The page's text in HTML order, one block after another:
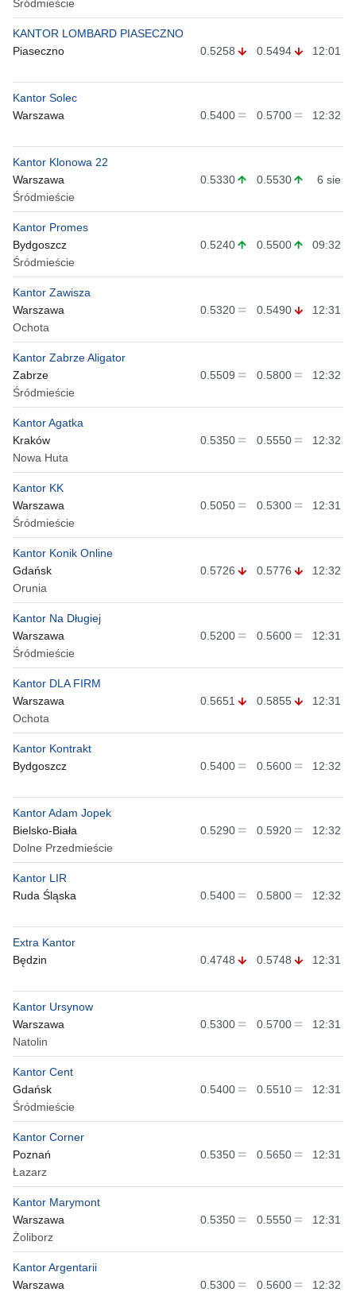
Śródmieście
KANTOR LOMBARD PIASECZNO
Piaseczno
0.5258 0.5494 12:01
Kantor Solec
Warszawa
0.5400 0.5700 12:32
Kantor Klonowa 22
Warszawa
Śródmieście
0.5330 0.5530 6 sie
Kantor Promes
Bydgoszcz
Śródmieście
0.5240 0.5500 09:32
Kantor Zawisza
Warszawa
Ochota
0.5320 0.5490 12:31
Kantor Zabrze Aligator
Zabrze
Śródmieście
0.5509 0.5800 12:32
Kantor Agatka
Kraków
Nowa Huta
0.5350 0.5550 12:32
Kantor KK
Warszawa
Śródmieście
0.5050 0.5300 12:31
Kantor Konik Online
Gdańsk
Orunia
0.5726 0.5776 12:32
Kantor Na Długiej
Warszawa
Śródmieście
0.5200 0.5600 12:31
Kantor DLA FIRM
Warszawa
Ochota
0.5651 0.5855 12:31
Kantor Kontrakt
Bydgoszcz
0.5400 0.5600 12:32
Kantor Adam Jopek
Bielsko-Biała
Dolne Przedmieście
0.5290 0.5920 12:32
Kantor LIR
Ruda Śląska
0.5400 0.5800 12:32
Extra Kantor
Będzin
0.4748 0.5748 12:31
Kantor Ursynow
Warszawa
Natolin
0.5300 0.5700 12:31
Kantor Cent
Gdańsk
Śródmieście
0.5400 0.5510 12:31
Kantor Corner
Poznań
Łazarz
0.5350 0.5650 12:31
Kantor Marymont
Warszawa
Żoliborz
0.5350 0.5550 12:31
Kantor Argentarii
Warszawa
0.5300 0.5600 12:32